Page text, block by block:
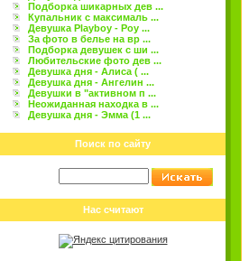
Подборка шикарных дев ...
Купальник с максималь ...
Девушка Playboy - Роу ...
За фото в белье на вр ...
Подборка девушек с ши ...
Любительские фото дев ...
Девушка дня - Алиса ( ...
Девушка дня - Ангелин ...
Девушки в "активном п ...
Неожиданная находка в ...
Девушка дня - Эмма (1 ...
Поиск по сайту
Нас считают